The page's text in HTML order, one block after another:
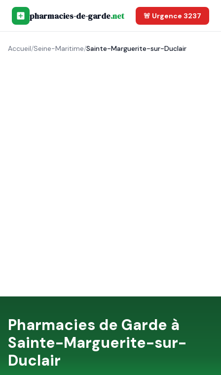
pharmacies-de-garde.net 🚨 Urgence 3237
Accueil/Seine-Maritime/Sainte-Marguerite-sur-Duclair
Pharmacies de Garde à
Sainte-Marguerite-sur-
Duclair